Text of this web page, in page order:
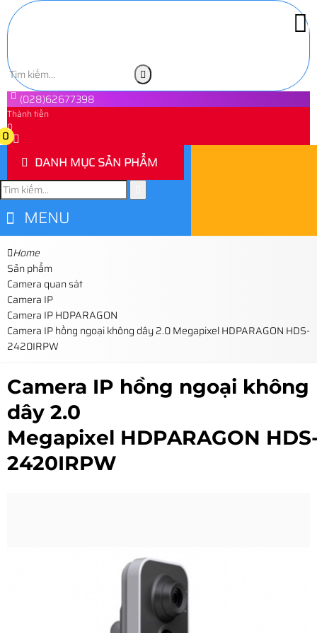
(028)62677398
Thành tiền
0
0
DANH MỤC SẢN PHẨM
MENU
Home
Sản phẩm
Camera quan sát
Camera IP
Camera IP HDPARAGON
Camera IP hồng ngoại không dây 2.0 Megapixel HDPARAGON HDS-
2420IRPW
Camera IP hồng ngoại không
dây 2.0
Megapixel HDPARAGON
2420IRPW